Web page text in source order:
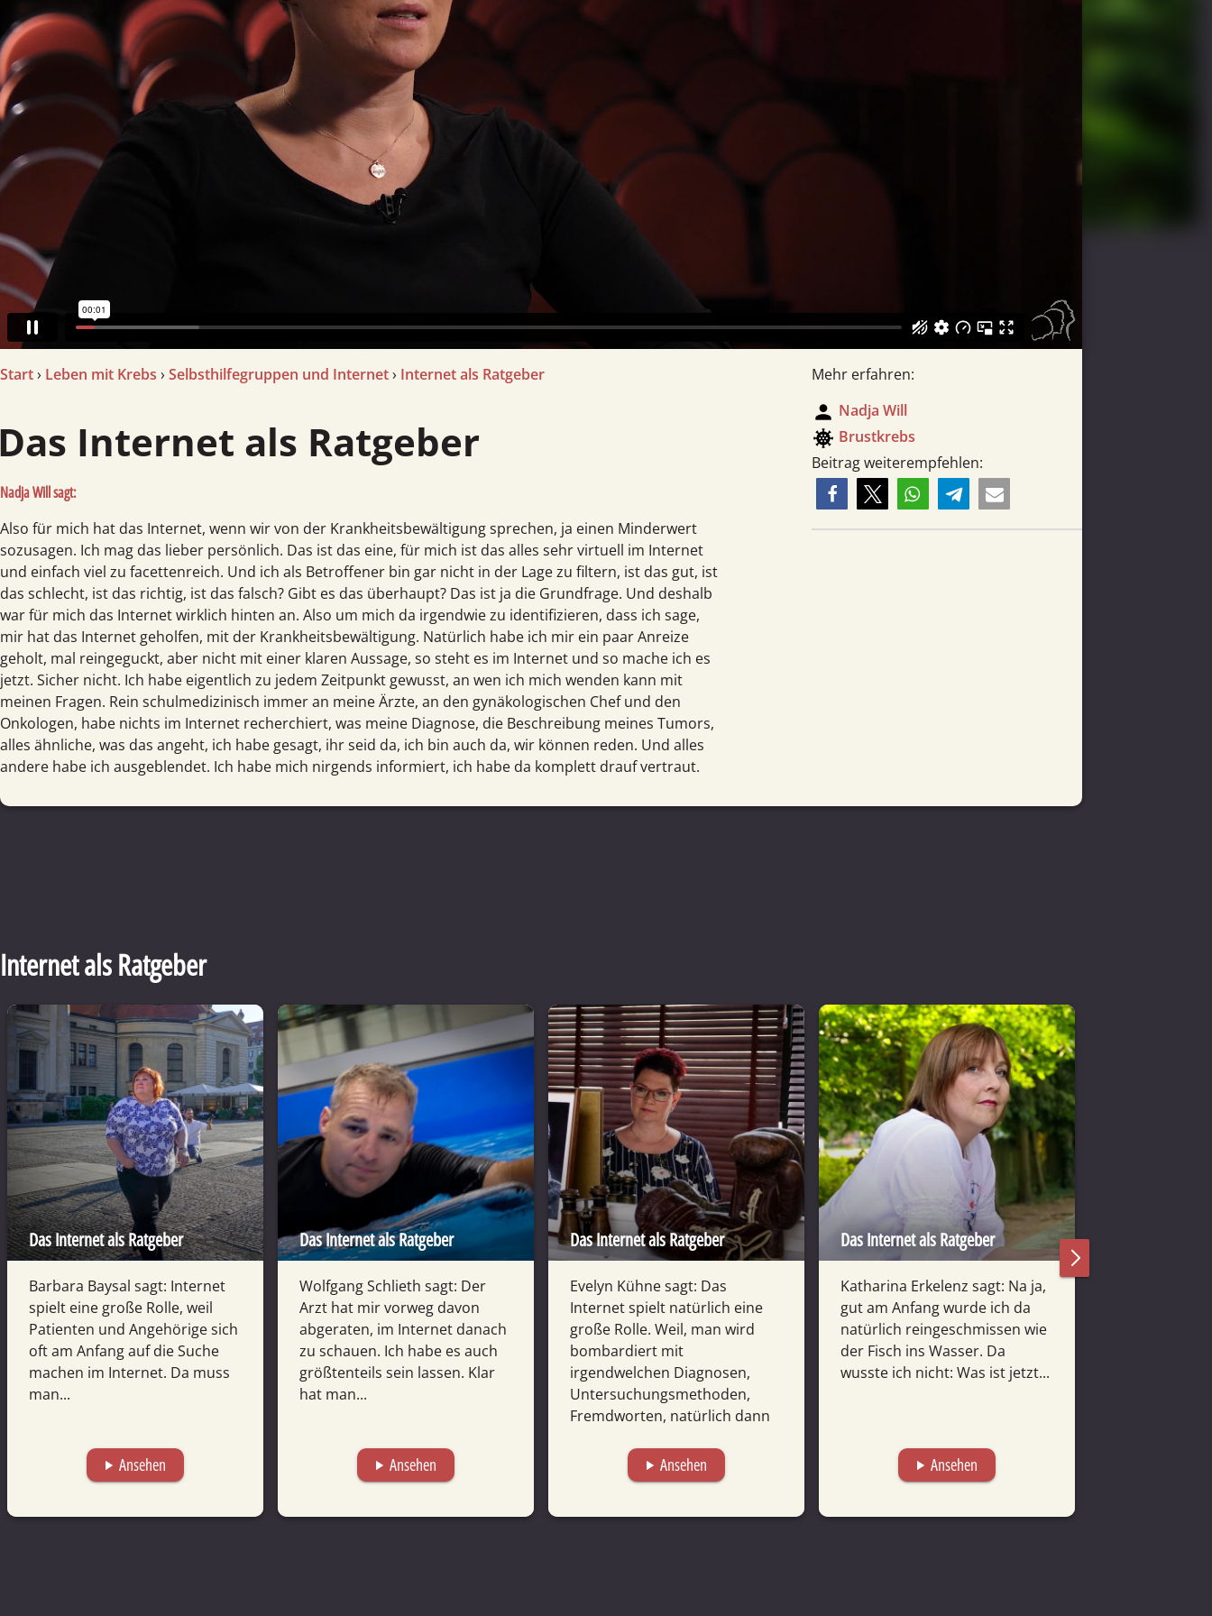
Start› Leben mit Krebs › Selbsthilfegruppen und Internet› Internet als Ratgeber
Das Internet als Ratgeber
Nadja Will sagt:
Also für mich hat das Internet, wenn wir von der Krankheitsbewältigung sprechen, ja einen Minderwert
sozusagen. Ich mag das lieber persönlich. Das ist das eine, für mich ist das alles sehr virtuell im Internet
und einfach viel zu facettenreich. Und ich als Betroffener bin gar nicht in der Lage zu filtern, ist das gut, ist
das schlecht, ist das richtig, ist das falsch? Gibt es das überhaupt? Das ist ja die Grundfrage. Und deshalb
war für mich das Internet wirklich hinten an. Also um mich da irgendwie zu identifizieren, dass ich sage,
mir hat das Internet geholfen, mit der Krankheitsbewältigung. Natürlich habe ich mir ein paar Anreize
geholt, mal reingeguckt, aber nicht mit einer klaren Aussage, so steht es im Internet und so mache ich es
jetzt. Sicher nicht. Ich habe eigentlich zu jedem Zeitpunkt gewusst, an wen ich mich wenden kann mit
meinen Fragen. Rein schulmedizinisch immer an meine Ärzte, an den gynäkologischen Chef und den
Onkologen, habe nichts im Internet recherchiert, was meine Diagnose, die Beschreibung meines Tumors,
alles ähnliche, was das angeht, ich habe gesagt, ihr seid da, ich bin auch da, wir können reden. Und alles
andere habe ich ausgeblendet. Ich habe mich nirgends informiert, ich habe da komplett drauf vertraut.
Mehr erfahren:
person Nadja Will
coronavirus Brust­krebs
Beitrag weiterempfehlen:
Internet als Ratgeber
Das Internet als Ratgeber
Barbara Baysal sagt: Internet
spielt eine große Rolle, weil
Patienten und Angehörige sich
oft am Anfang auf die Suche
machen im Internet. Da muss
man...
play_arrow Ansehen
Das Internet als Ratgeber
Wolfgang Schlieth sagt: Der
Arzt hat mir vorweg davon
abgeraten, im Internet danach
zu schauen. Ich habe es auch
größtenteils sein lassen. Klar
hat man...
play_arrow Ansehen
Das Internet als Ratgeber
Evelyn Kühne sagt: Das
Internet spielt natürlich eine
große Rolle. Weil, man wird
bombardiert mit
irgendwelchen Diagnosen,
Untersuchungsmethoden,
Fremdworten, natürlich dann
play_arrow Ansehen
Das Internet als Ratgeber
Katharina Erkelenz sagt: Na ja,
gut am Anfang wurde ich da
natürlich reingeschmissen wie
der Fisch ins Wasser. Da
wusste ich nicht: Was ist jetzt...
play_arrow Ansehen